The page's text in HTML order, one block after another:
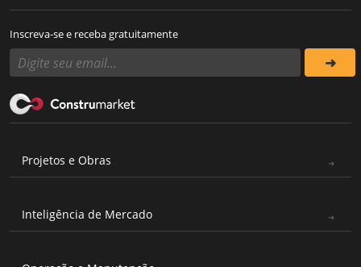
Inscreva-se e receba gratuitamente
Projetos e Obras
Inteligência de Mercado